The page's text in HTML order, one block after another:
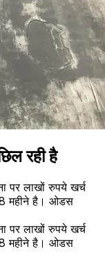
रही है
पर लाखों रुपये खर्च
महीने है। ओडस
पर लाखों रुपये खर्च
महीने है। ओडस